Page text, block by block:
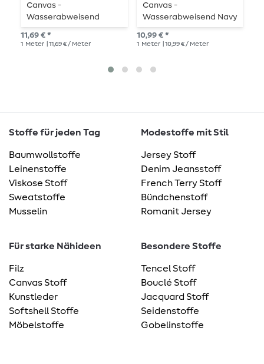
Canvas -
Wasserabweisend
Petrol Garngefärbt
11,69 € *
1 Meter | 11,69 € / Meter
Canvas -
Wasserabweisend Navy
Melange
10,99 € *
1 Meter | 10,99 € / Meter
Stoffe für jeden Tag
Baumwollstoffe
Leinenstoffe
Viskose Stoff
Sweatstoffe
Musselin
Modestoffe mit Stil
Jersey Stoff
Denim Jeansstoff
French Terry Stoff
Bündchenstoff
Romanit Jersey
Für starke Nähideen
Filz
Canvas Stoff
Kunstleder
Softshell Stoffe
Möbelstoffe
Besondere Stoffe
Tencel Stoff
Bouclé Stoff
Jacquard Stoff
Seidenstoffe
Gobelinstoffe